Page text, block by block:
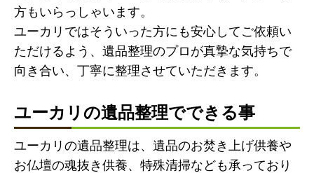
方もいらっしゃいます。
ユーカリではそういった方にも安心してご依頼い
ただけるよう、遺品整理のプロが真摯な気持ちで
向き合い、丁寧に整理させていただきます。
ユーカリの遺品整理でできる事
ユーカリの遺品整理は、遺品のお焚き上げ供養や
お仏壇の魂抜き供養、特殊清掃なども承っており